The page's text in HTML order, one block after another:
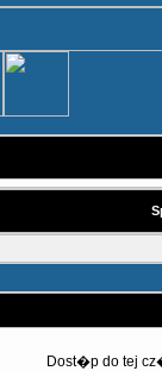
Dost�p do tej